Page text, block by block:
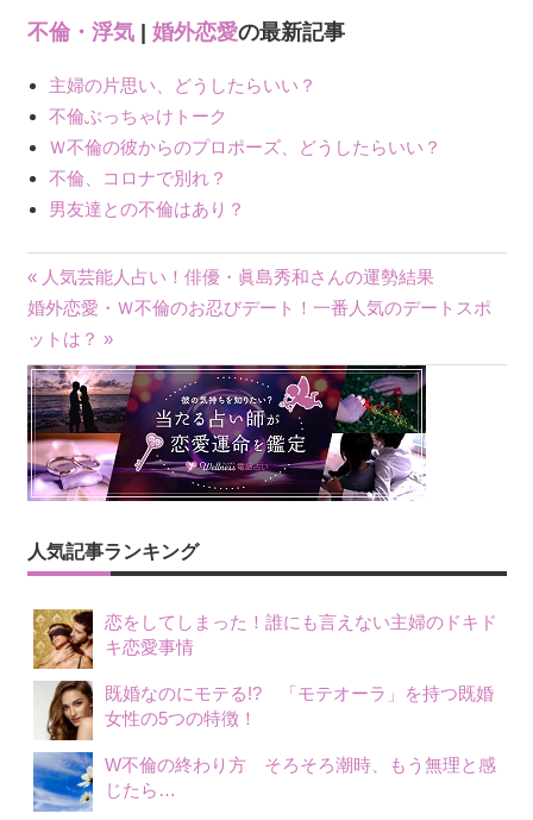
不倫・浮気| 婚外恋愛の最新記事
主婦の片思い、どうしたらいい？
不倫ぶっちゃけトーク
Ｗ不倫の彼からのプロポーズ、どうしたらいい？
不倫、コロナで別れ？
男友達との不倫はあり？
投
稿
ナ
ビ
ゲ
ー
シ
ョ
ン
« 人気芸能人占い！俳優・眞島秀和さんの運勢結果
婚外恋愛・Ｗ不倫のお忍びデート！一番人気のデートスポ
ットは？ »
人気記事ランキング
恋をしてしまった！誰にも言えない主婦のドキド
キ恋愛事情
既婚なのにモテる!? 「モテオーラ」を持つ既婚
女性の5つの特徴！
W不倫の終わり方 そろそろ潮時、もう無理と感
じたら…